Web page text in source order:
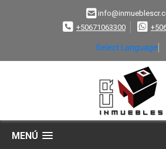
+50671063300
Select Language
MENÚ